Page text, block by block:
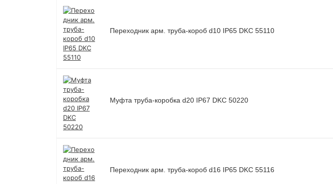
Переходник арм. труба-короб d10 IP65 DKC 55110
Муфта труба-коробка d20 IP67 DKC 50220
Переходник арм. труба-короб d16 IP65 DKC 55116